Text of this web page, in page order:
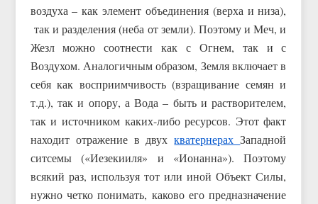
воздуха – как элемент объединения (верха и низа),
так и разделения (неба от земли). Поэтому и Меч, и
Жезл можно соотнести как с Огнем, так и с
Воздухом. Аналогичным образом, Земля включает в
себя как восприимчивость (взращивание семян и
т.д.), так и опору, а Вода – быть и растворителем,
так и источником каких-либо ресурсов. Этот факт
находит отражение в двухкватернерахЗападной
ситсемы («Иезекииля» и «Ионанна»). Поэтому
всякий раз, используя тот или иной Объект Силы,
нужно четко понимать, каково его предназначение